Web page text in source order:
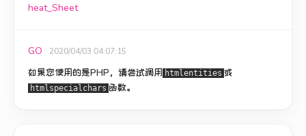
heat_Sheet
GO 2020/04/03 04:07:15
如果您使用的是PHP，请尝试调用 htmlentities 或
htmlspecialchars 函数。